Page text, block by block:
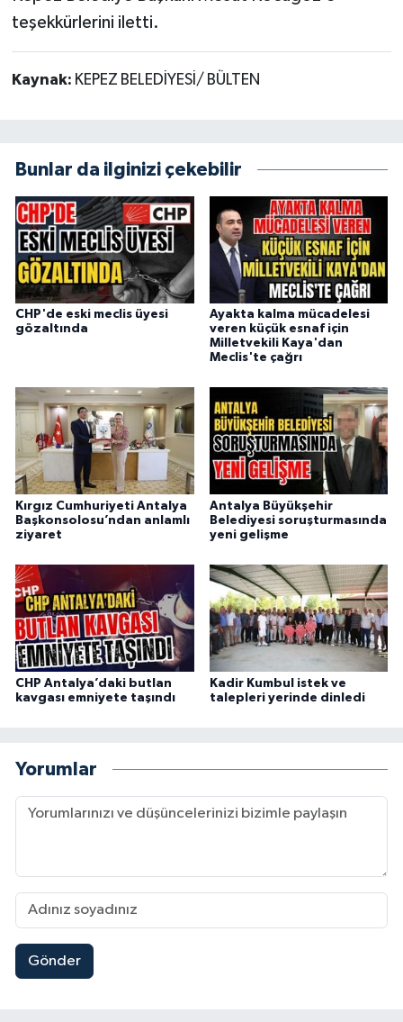
teşekkürlerini iletti.
Kaynak: KEPEZ BELEDİYESİ/ BÜLTEN
Bunlar da ilginizi çekebilir
CHP'de eski meclis üyesi
gözaltında
Ayakta kalma mücadelesi
veren küçük esnaf için
Milletvekili Kaya'dan
Meclis'te çağrı
Kırgız Cumhuriyeti Antalya
Başkonsolosu’ndan anlamlı
ziyaret
Antalya Büyükşehir
Belediyesi soruşturmasında
yeni gelişme
CHP Antalya’daki butlan
kavgası emniyete taşındı
Kadir Kumbul istek ve
talepleri yerinde dinledi
Yorumlar
Gönder